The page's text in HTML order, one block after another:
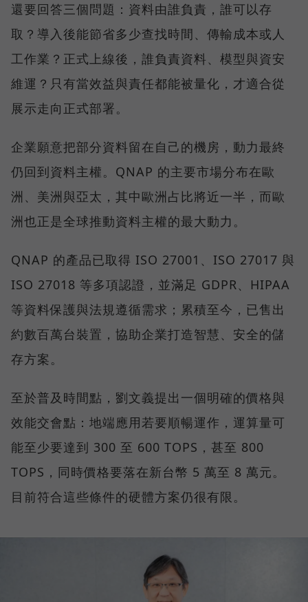
還要回答三個問題：資料由誰負責，誰可以存
取？導入後能節省多少查找時間、傳輸成本或人
工作業？正式上線後，誰負責資料、模型與資安
維運？只有當效益與責任都能被量化，才適合從
展示走向正式部署。
企業願意把部分資料留在自己的機房，動力最終
仍回到資料主權。QNAP 的主要市場分布在歐
洲、美洲與亞太，其中歐洲占比將近一半，而歐
洲也正是全球推動資料主權的最大動力。
QNAP 的產品已取得 ISO 27001、ISO 27017 與
ISO 27018 等多項認證，並滿足 GDPR、HIPAA
等資料保護與法規遵循需求；累積至今，已售出
約數百萬台裝置，協助企業打造智慧、安全的儲
存方案。
至於普及時間點，劉文義提出一個明確的價格與
效能交會點：地端應用若要順暢運作，運算量可
能至少要達到 300 至 600 TOPS，甚至 800
TOPS，同時價格要落在新台幣 5 萬至 8 萬元。
目前符合這些條件的硬體方案仍很有限。